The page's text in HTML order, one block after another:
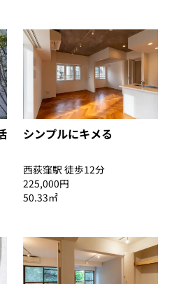
シンプルにキメる
西荻窪駅 徒歩12分
225,000円
50.33㎡